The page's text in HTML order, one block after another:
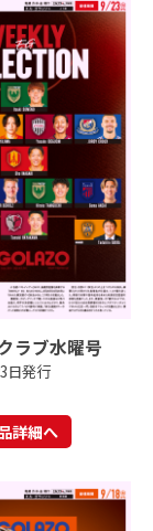
ラブ水曜号
日発行
詳細へ